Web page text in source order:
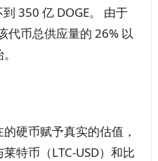
350 亿 DOGE。 由于
代币总供应量的 26% 以
硬币赋予真实的估值，
特币（LTC-USD）和比